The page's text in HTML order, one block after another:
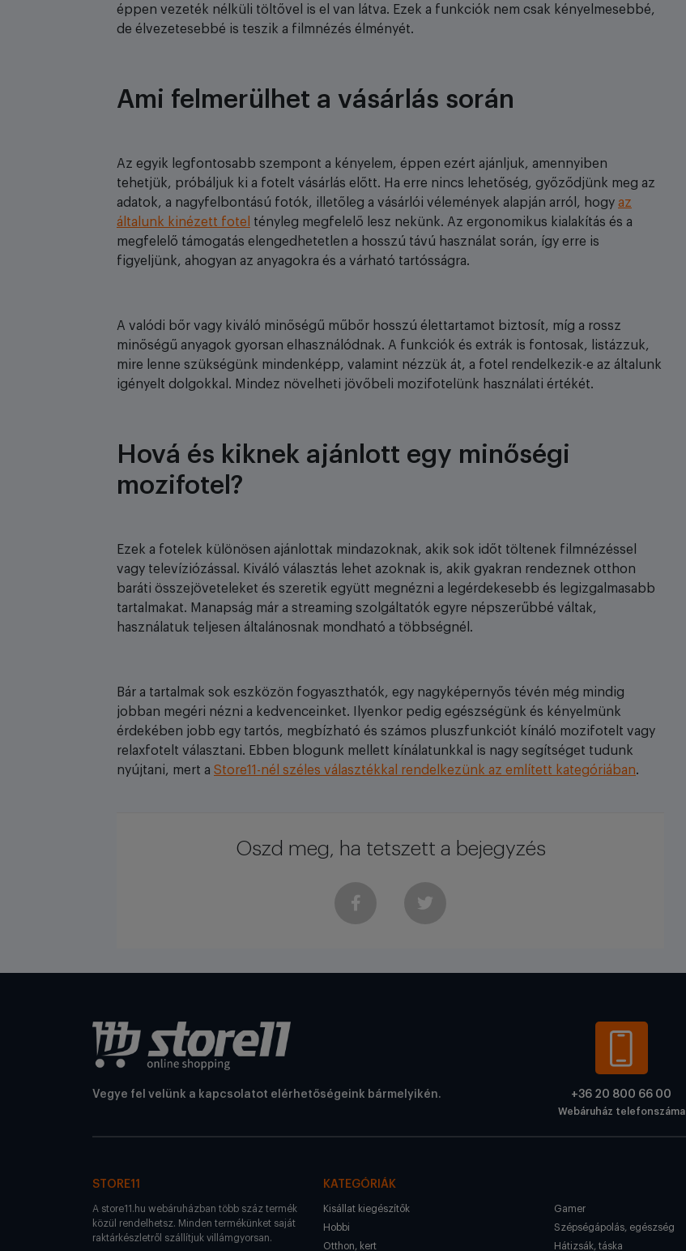
éppen vezeték nélküli töltővel is el van látva. Ezek a funkciók nem csak kényelmesebbé,
de élvezetesebbé is teszik a filmnézés élményét.
Ami felmerülhet a vásárlás során
Az egyik legfontosabb szempont a kényelem, éppen ezért ajánljuk, amennyiben
tehetjük, próbáljuk ki a fotelt vásárlás előtt. Ha erre nincs lehetőség, győződjünk meg az
adatok, a nagyfelbontású fotók, illetőleg a vásárlói vélemények alapján arról, hogy az
általunk kinézett fotel
tényleg megfelelő lesz nekünk. Az ergonomikus kialakítás és a
megfelelő támogatás elengedhetetlen a hosszú távú használat során, így erre is
figyeljünk, ahogyan az anyagokra és a várható tartósságra.
A valódi bőr vagy kiváló minőségű műbőr hosszú élettartamot biztosít, míg a rossz
minőségű anyagok gyorsan elhasználódnak. A funkciók és extrák is fontosak, listázzuk,
mire lenne szükségünk mindenképp, valamint nézzük át, a fotel rendelkezik-e az általunk
igényelt dolgokkal. Mindez növelheti jövőbeli mozifotelünk használati értékét.
Hová és kiknek ajánlott egy minőségi
mozifotel?
Ezek a fotelek különösen ajánlottak mindazoknak, akik sok időt töltenek filmnézéssel
vagy televíziózással. Kiváló választás lehet azoknak is, akik gyakran rendeznek otthon
baráti összejöveteleket és szeretik együtt megnézni a legérdekesebb és legizgalmasabb
tartalmakat. Manapság már a streaming szolgáltatók egyre népszerűbbé váltak,
használatuk teljesen általánosnak mondható a többségnél.
Bár a tartalmak sok eszközön fogyaszthatók, egy nagyképernyős tévén még mindig
jobban megéri nézni a kedvenceinket. Ilyenkor pedig egészségünk és kényelmünk
érdekében jobb egy tartós, megbízható és számos pluszfunkciót kínáló mozifotelt vagy
relaxfotelt választani. Ebben blogunk mellett kínálatunkkal is nagy segítséget tudunk
nyújtani, mert a Store11-nél széles választékkal rendelkezünk az említett kategóriában.
Oszd meg, ha tetszett a bejegyzés
Vegye fel velünk a kapcsolatot elérhetőségeink bármelyikén. +36 20 800 66 00
Webáruház telefonszáma
STORE11
A store11.hu webáruházban több száz termék
közül rendelhetsz. Minden termékünket saját
raktárkészletről szállítjuk villámgyorsan.
KATEGÓRIÁK
Kisállat kiegészítők
Hobbi
Otthon, kert
Gamer
Szépségápolás, egészség
Hátizsák, táska